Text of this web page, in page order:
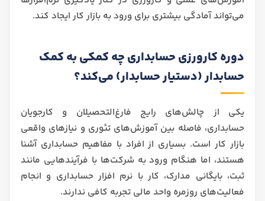
می‌تواند آمادگی بیشتری برای ورود به بازار کار ایجاد کند.
دوره کارورزی حسابداری چه کمکی به کمک
حسابدار (دستیار حسابدار) می‌کند؟
یکی از چالش‌های رایج فارغ‌التحصیلان و کارجویان
حسابداری، فاصله بین آموزش‌های تئوری و نیازهای واقعی
بازار کار است. بسیاری از افراد با مفاهیم حسابداری آشنا
هستند، اما هنگام ورود به شرکت‌ها با فرآیندهایی مانند
ثبت، بایگانی مدارک، کار با نرم‌ افزار حسابداری و انجام
فعالیت‌های روزمره واحد مالی تجربه کافی ندارند.